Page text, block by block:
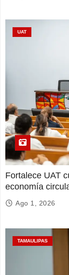
UAT
Fortalece UAT
economía
Ago 1, 2026
TAMAULIPAS